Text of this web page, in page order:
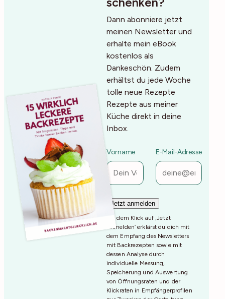
Dann abonniere jetzt
meinen Newsletter und
erhalte mein eBook
kostenlos als
Dankeschön. Zudem
erhältst du jede Woche
tolle neue Rezepte
Rezepte aus meiner
Küche direkt in deine
Inbox.
Vorname E-Mail-Adresse
Mit dem Klick auf ‚Jetzt
Anmelden‘ erklärst du dich mit
dem Empfang des Newsletters
mit Backrezepten sowie mit
dessen Analyse durch
individuelle Messung,
Speicherung und Auswertung
von Öffnungsraten und der
Klickraten in Empfängerprofilen